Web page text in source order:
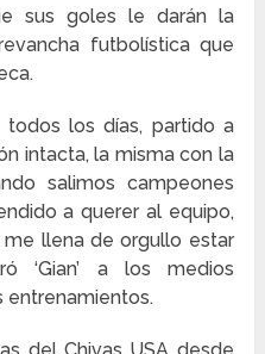
sus goles le darán la
futbolística que
los días, partido a
intacta, la misma con la
salimos campeones
a querer al equipo,
llena de orgullo estar
‘Gian’ a los medios
entrenamientos.